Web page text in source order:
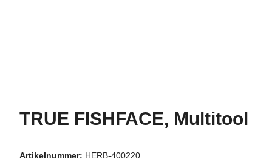
TRUE FISHFACE, Multitool
Artikelnummer: HERB-400220